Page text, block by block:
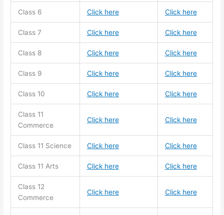
Class 6 Click here Click here
Class 7 Click here Click here
Class 8 Click here Click here
Class 9 Click here Click here
Class 10 Click here Click here
Class 11
Commerce
Click here Click here
Class 11 Science Click here Click here
Class 11 Arts Click here Click here
Class 12
Commerce
Click here Click here